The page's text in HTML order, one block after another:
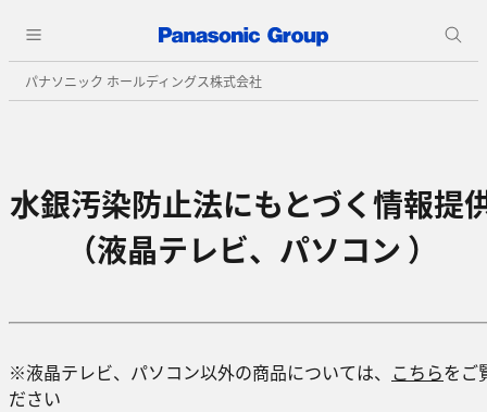
パナソニック ホールディングス株式会社
水銀汚染防止法にもとづく情報提
（液晶テレビ、パソコン ）
※液晶テレビ、パソコン以外の商品については、 こちらをご
ださい